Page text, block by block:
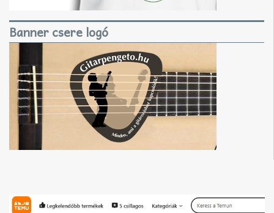
Banner csere logó